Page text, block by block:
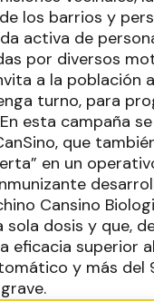
los barrios y
activa de
por diversos
a la población
turno, para
esta campaña
que
en un
Cansino
sola dosis y que,
eficacia superior
y más del